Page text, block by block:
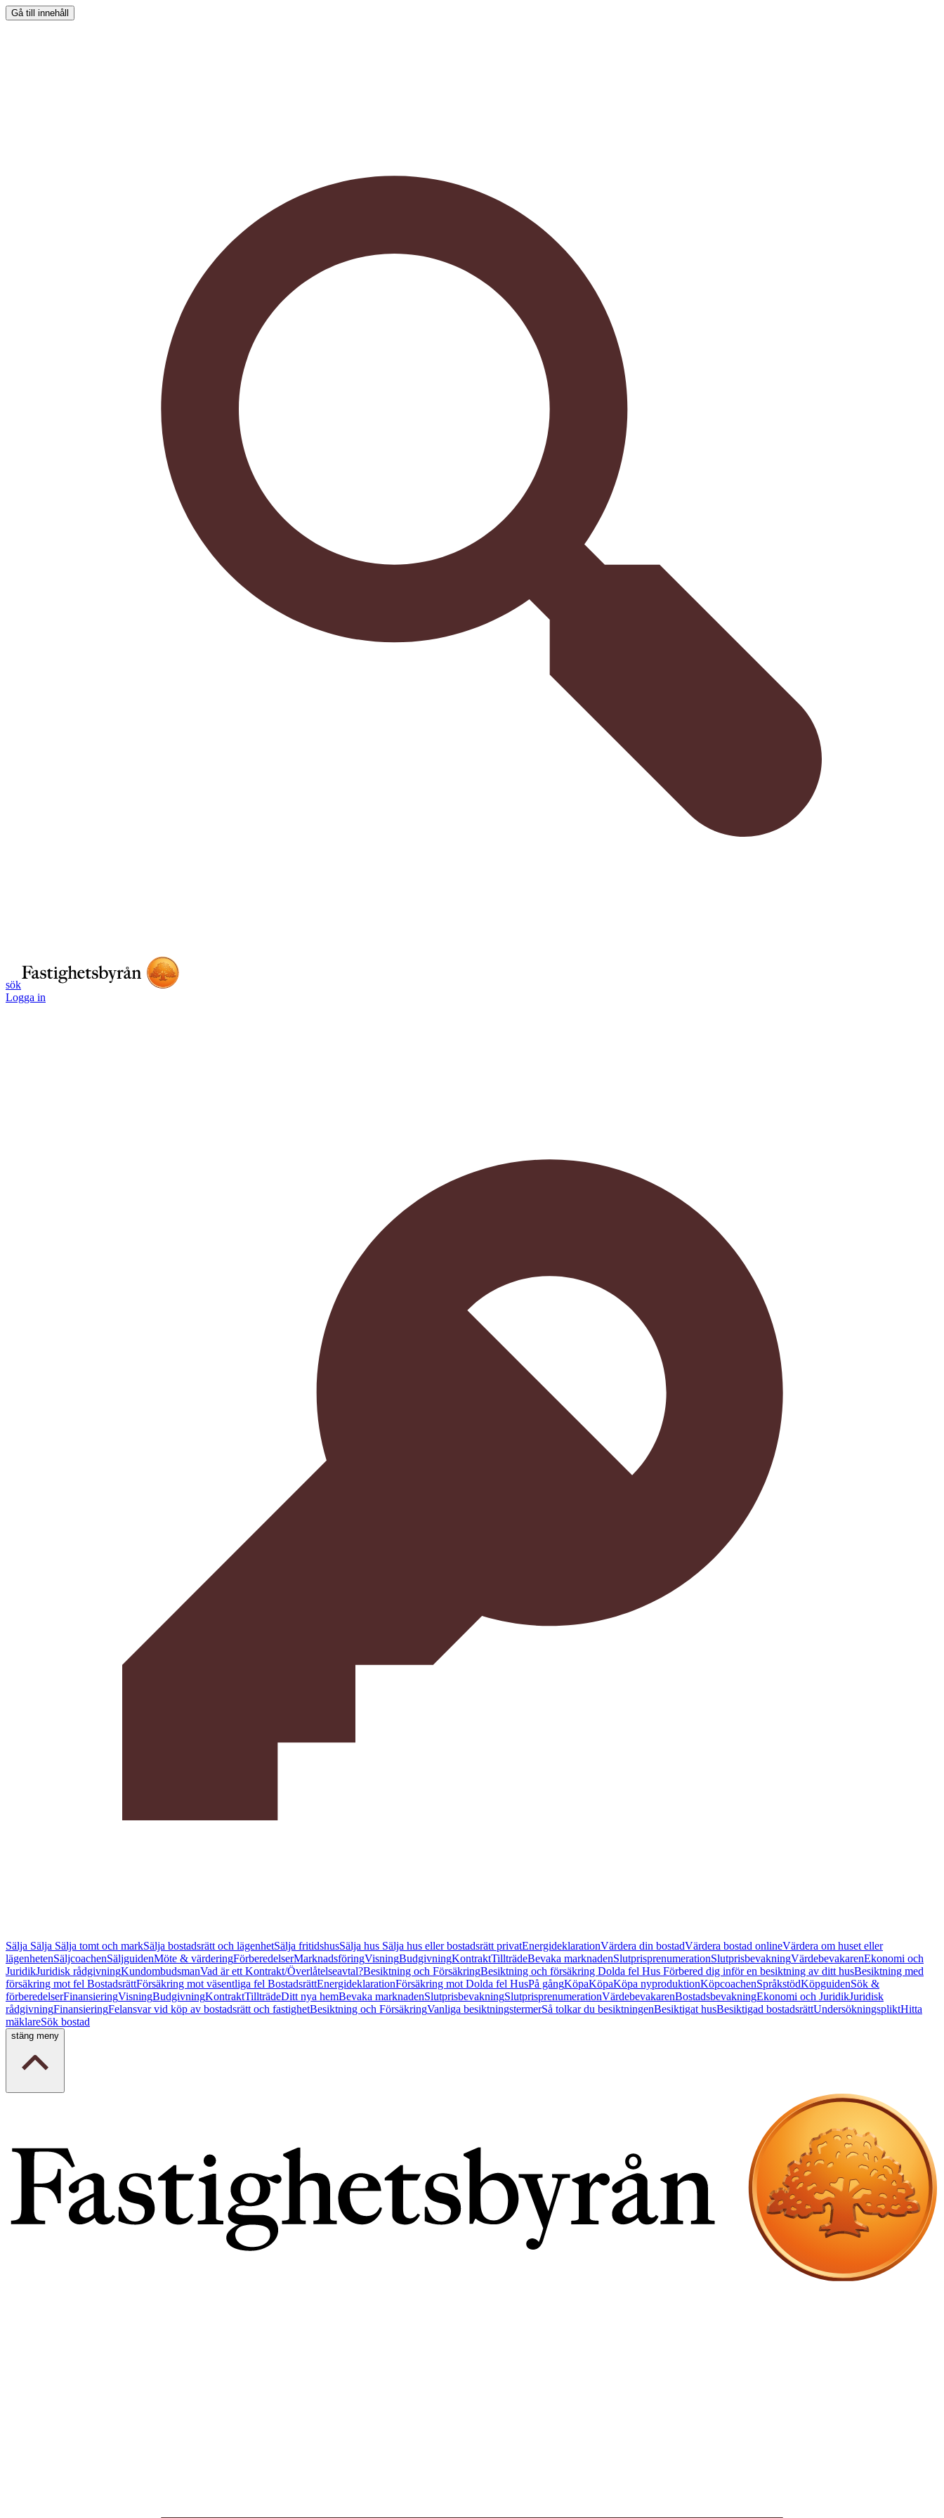
Gå till innehåll
sök
Logga in
Sälja Sälja Sälja tomt och markSälja bostadsrätt och lägenhetSälja fritidshusSälja hus Sälja hus eller bostadsrätt privatEnergideklarationVärdera din bostadVärdera bostad onlineVärdera om huset eller
lägenhetenSäljcoachenSäljguidenMöte & värderingFörberedelserMarknadsföringVisningBudgivningKontraktTillträdeBevaka marknadenSlutprisprenumerationSlutprisbevakningVärdebevakarenEkonomi och
JuridikJuridisk rådgivningKundombudsmanVad är ett Kontrakt/Överlåtelseavtal?Besiktning och FörsäkringBesiktning och försäkring Dolda fel Hus Förbered dig inför en besiktning av ditt husBesiktning med
försäkring mot fel BostadsrättFörsäkring mot väsentliga fel BostadsrättEnergideklarationFörsäkring mot Dolda fel HusPå gångKöpaKöpaKöpa nyproduktionKöpcoachenSpråkstödKöpguidenSök &
förberedelserFinansieringVisningBudgivningKontraktTillträdeDitt nya hemBevaka marknadenSlutprisbevakningSlutprisprenumerationVärdebevakarenBostadsbevakningEkonomi och JuridikJuridisk
rådgivningFinansieringFelansvar vid köp av bostadsrätt och fastighetBesiktning och FörsäkringVanliga besiktningstermerSå tolkar du besiktningenBesiktigat husBesiktigad bostadsrättUndersökningspliktHitta
mäklareSök bostad
stäng meny